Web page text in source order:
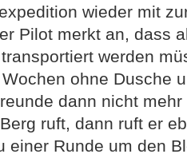
wieder mit
Pilot merkt an, dass
transportiert werden
ohne Dusche
dann nicht
ruft, dann ruft er
einer Runde um den